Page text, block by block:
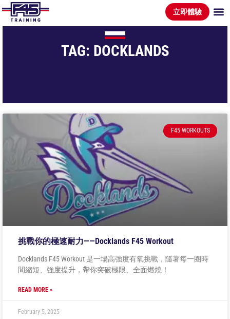
立即體驗
TAG: DOCKLANDS
F45 WORKOUTS
挑戰你的極速耐力——Docklands F45 Workout
Docklands F45 Workout 是一場高強度有氧挑戰，隨著每一圈時
間縮短、強度提升，帶你突破極限、全面燃燒！
READ MORE »
February 5, 2025